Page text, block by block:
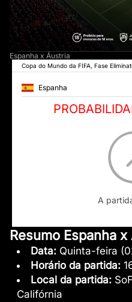
Espanha x Áustria
Copa do Mundo da FIFA, Fase
Espanha
A
Resumo Espanha
Data: Quinta-feira
Horário da partida:
Local da partida:
Califórnia